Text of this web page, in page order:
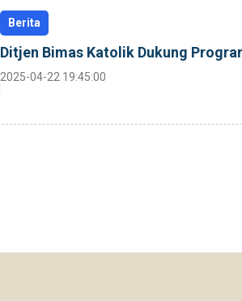
Berita
Ditjen Bimas Katolik Dukung
2025-04-22 19:45:00